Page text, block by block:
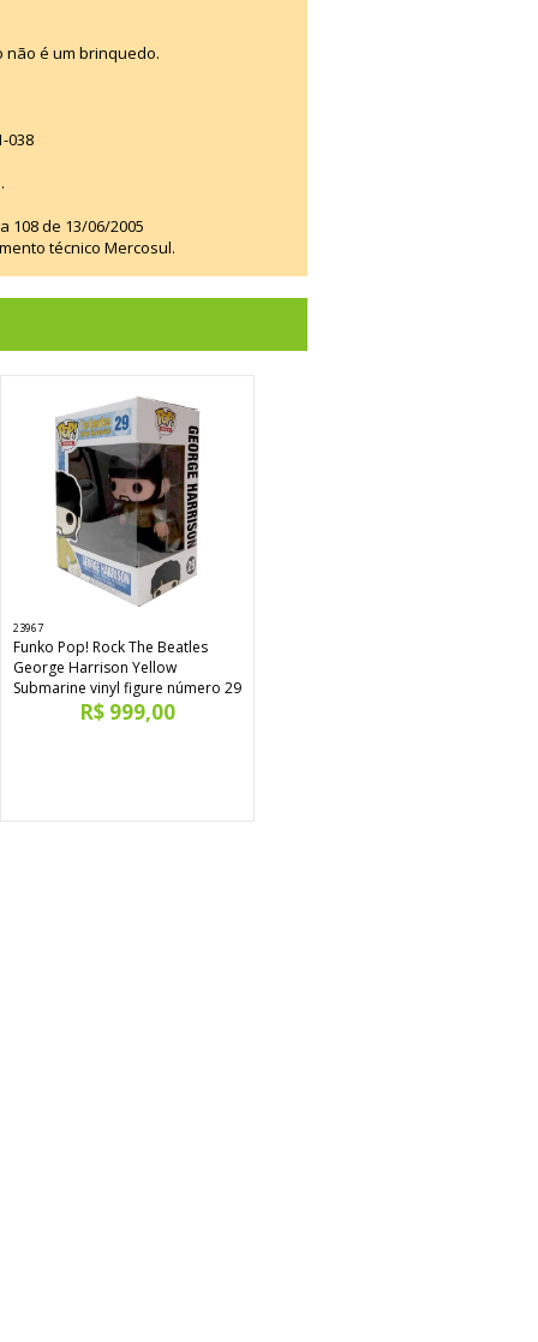
não é um brinquedo.
038
108 de 13/06/2005
técnico Mercosul.
23967
Funko Pop! Rock The Beatles
George Harrison Yellow
Submarine vinyl figure número 29
R$ 999,00